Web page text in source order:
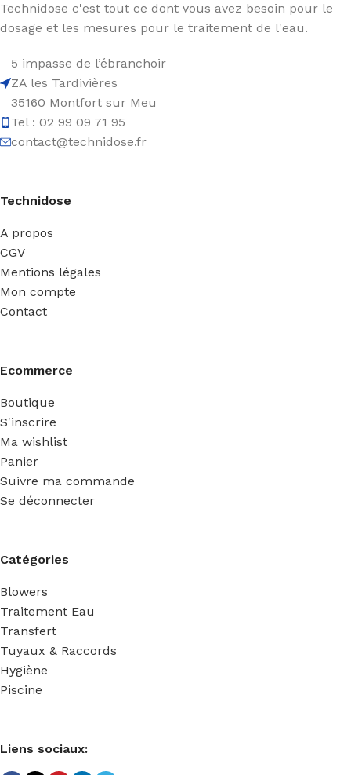
Technidose c'est tout ce dont vous avez besoin pour le
dosage et les mesures pour le traitement de l'eau.
5 impasse de l’ébranchoir
ZA les Tardivières
35160 Montfort sur Meu
Tel : 02 99 09 71 95
contact@technidose.fr
Technidose
A propos
CGV
Mentions légales
Mon compte
Contact
Ecommerce
Boutique
S'inscrire
Ma wishlist
Panier
Suivre ma commande
Se déconnecter
Catégories
Blowers
Traitement Eau
Transfert
Tuyaux & Raccords
Hygiène
Piscine
Liens sociaux: